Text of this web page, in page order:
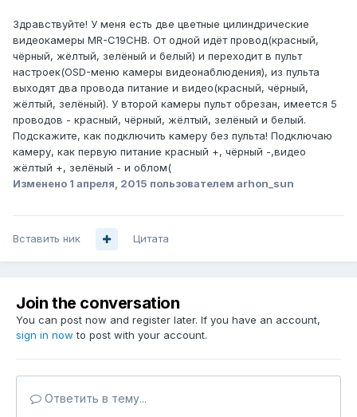
Здравствуйте! У меня есть две цветные цилиндрические
видеокамеры MR-C19CHB. От одной идёт провод(красный,
чёрный, жёлтый, зелёный и белый) и переходит в пульт
настроек(OSD-меню камеры видеонаблюдения), из пульта
выходят два провода питание и видео(красный, чёрный,
жёлтый, зелёный). У второй камеры пульт обрезан, имеется 5
проводов - красный, чёрный, жёлтый, зелёный и белый.
Подскажите, как подключить камеру без пульта! Подключаю
камеру, как первую питание красный +, чёрный -,видео
жёлтый +, зелёный - и облом(
Изменено 1 апреля, 2015 пользователем arhon_sun
Вставить ник Цитата
Join the conversation
You can post now and register later. If you have an account,
sign in now to post with your account.
Ответить в тему...